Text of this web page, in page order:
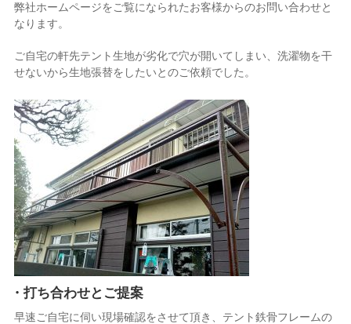
弊社ホームページをご覧になられたお客様からのお問い合わせと
なります。
ご自宅の軒先テント生地が劣化で穴が開いてしまい、洗濯物を干
せないから生地張替をしたいとのご依頼でした。
・打ち合わせとご提案
早速ご自宅に伺い現場確認をさせて頂き、テント鉄骨フレームの